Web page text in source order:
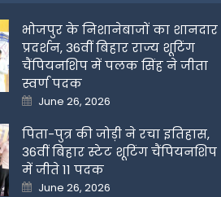
भोजपुर के निशानेबाजों का शानदार
प्रदर्शन, 36वीं बिहार राज्य शूटिंग
चैंपियनशिप में पलक सिंह ने जीता
स्वर्ण पदक
Posted
on
June 26, 2026
पिता-पुत्र की जोड़ी ने रचा इतिहास,
36वीं बिहार स्टेट शूटिंग चैंपियनशिप
में जीते 11 पदक
Posted
June 26, 2026